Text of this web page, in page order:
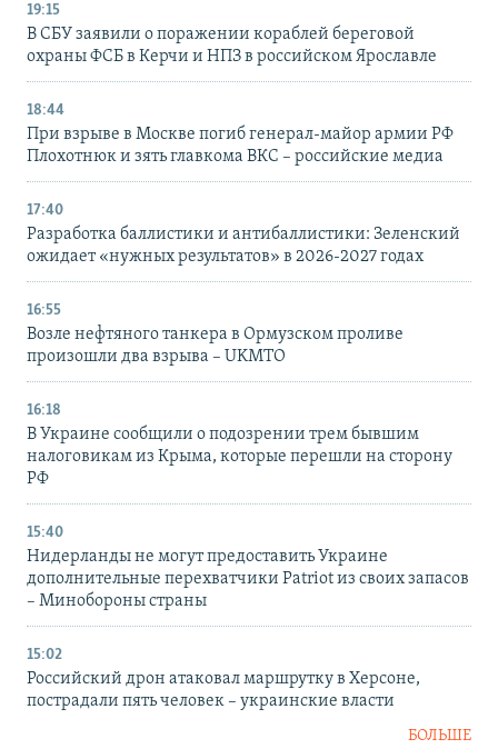
19:15
В СБУ заявили о поражении кораблей береговой
охраны ФСБ в Керчи и НПЗ в российском Ярославле
18:44
При взрыве в Москве погиб генерал-майор армии РФ
Плохотнюк и зять главкома ВКС – российские медиа
17:40
Разработка баллистики и антибаллистики: Зеленский
ожидает «нужных результатов» в 2026-2027 годах
16:55
Возле нефтяного танкера в Ормузском проливе
произошли два взрыва – UKMTO
16:18
В Украине сообщили о подозрении трем бывшим
налоговикам из Крыма, которые перешли на сторону
РФ
15:40
Нидерланды не могут предоставить Украине
дополнительные перехватчики Patriot из своих запасов
– Минобороны страны
15:02
Российский дрон атаковал маршрутку в Херсоне,
пострадали пять человек – украинские власти
БОЛЬШЕ